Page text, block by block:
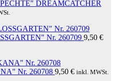
DREAMCATCHER
Nr. 260709 9,50 €
Nr. 260708 9,50 € inkl. MWSt.